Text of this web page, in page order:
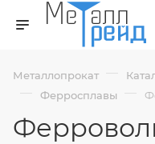
Металлопрокат —
— Ферросплавы —